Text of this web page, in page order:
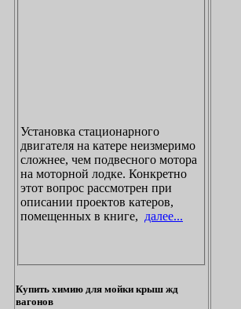
Установка стационарного
двигателя на катере неизмеримо
сложнее, чем подвесного мотора
на моторной лодке. Конкретно
этот вопрос рассмотрен при
описании проектов катеров,
помещенных в книге, далее...
Купить химию для мойки крыш жд
вагонов